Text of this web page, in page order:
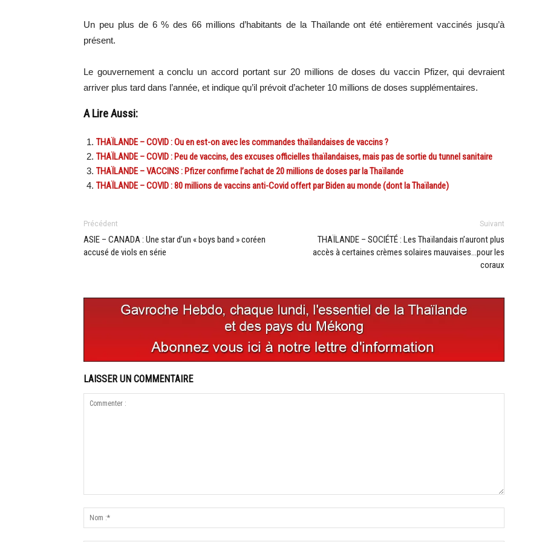
Un peu plus de 6 % des 66 millions d’habitants de la Thaïlande ont été entièrement vaccinés jusqu’à
présent.
Le gouvernement a conclu un accord portant sur 20 millions de doses du vaccin Pfizer, qui devraient
arriver plus tard dans l’année, et indique qu’il prévoit d’acheter 10 millions de doses supplémentaires.
A Lire Aussi:
THAÏLANDE – COVID : Ou en est-on avec les commandes thaïlandaises de vaccins ?
THAÏLANDE – COVID : Peu de vaccins, des excuses officielles thaïlandaises, mais pas de sortie du tunnel sanitaire
THAÏLANDE – VACCINS : Pfizer confirme l’achat de 20 millions de doses par la Thaïlande
THAÏLANDE – COVID : 80 millions de vaccins anti-Covid offert par Biden au monde (dont la Thaïlande)
Précédent
ASIE – CANADA : Une star d’un « boys band » coréen
accusé de viols en série
Suivant
THAÏLANDE – SOCIÉTÉ : Les Thaïlandais n’auront plus
accès à certaines crèmes solaires mauvaises…pour les
coraux
LAISSER UN COMMENTAIRE